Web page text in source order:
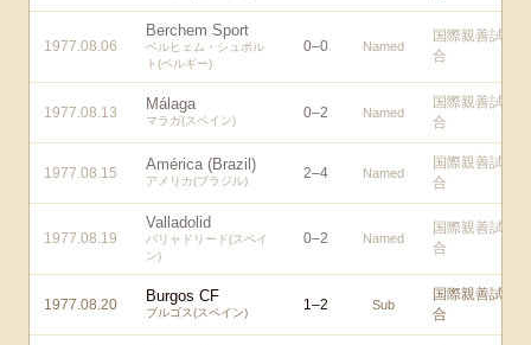
1977.08.06
Berchem Sport
ベルヒェム・シュポル
ト(ベルギー)
0–0 Named
国際親善試
合
1977.08.13 Málaga
マラガ(スペイン) 0–2 Named
国際親善試
合
1977.08.15 América (Brazil)
アメリカ(ブラジル) 2–4 Named
国際親善試
合
1977.08.19
Valladolid
バリャドリード(スペイ
ン)
0–2 Named
国際親善試
合
1977.08.20 Burgos CF
ブルゴス(スペイン) 1–2 Sub
国際親善試
合